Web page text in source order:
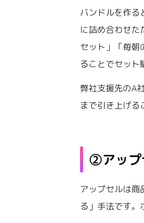
バンドルを作る
に詰め合わせ
セット」「毎朝
ることでセット
弊社支援先のA
まで引き上げる
②アップ
アップセルは
る」手法です。